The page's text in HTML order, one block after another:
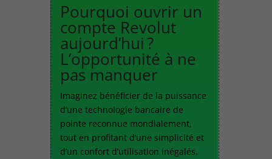
Pourquoi ouvrir un
compte Revolut
aujourd’hui ?
L’opportunité à ne
pas manquer
Imaginez bénéficier de la puissance
d’une technologie bancaire de
pointe reconnue mondialement,
tout en profitant d’une simplicité et
d’un confort d’utilisation inégalés.